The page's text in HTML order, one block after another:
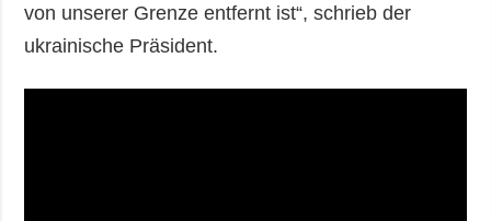
von unserer Grenze entfernt ist“, schrieb der
ukrainische Präsident.